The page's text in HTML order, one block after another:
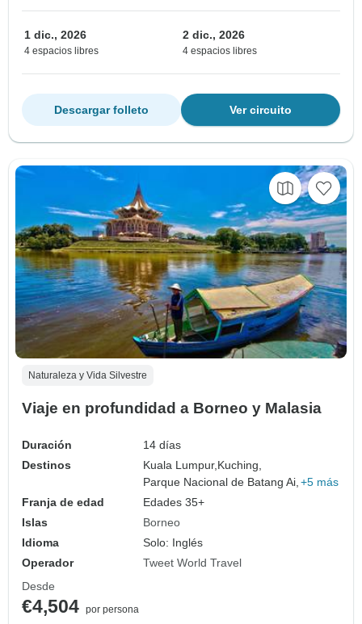
1 dic., 2026
4 espacios libres
2 dic., 2026
4 espacios libres
Ver circuito
Descargar folleto
Naturaleza y Vida Silvestre
Viaje en profundidad a Borneo y Malasia
Duración
14 días
Destinos
Kuala Lumpur,Kuching,
Parque Nacional de Batang Ai, +5 más
Franja de edad
Edades 35+
Islas
Borneo
Idioma
Solo: Inglés
Operador
Tweet World Travel
Desde
€4,504 por persona